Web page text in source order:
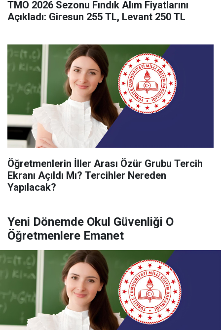
TMO 2026 Sezonu Fındık Alım Fiyatlarını
Açıkladı: Giresun 255 TL, Levant 250 TL
Öğretmenlerin İller Arası Özür Grubu Tercih
Ekranı Açıldı Mı? Tercihler Nereden
Yapılacak?
Yeni Dönemde Okul Güvenliği O
Öğretmenlere Emanet